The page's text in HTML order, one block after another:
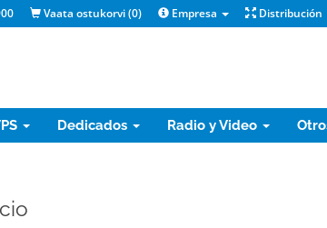
Vaata ostukorvi (0) Empresa Distribución
Dedicados Radio y Video